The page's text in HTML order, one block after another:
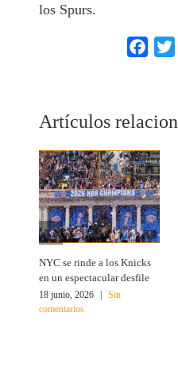
los Spurs.
Artículos
NYC se rinde a los Knicks
en un espectacular desfile
18 junio, 2026 |
Sin
comentarios